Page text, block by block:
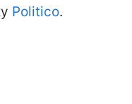
Politico.